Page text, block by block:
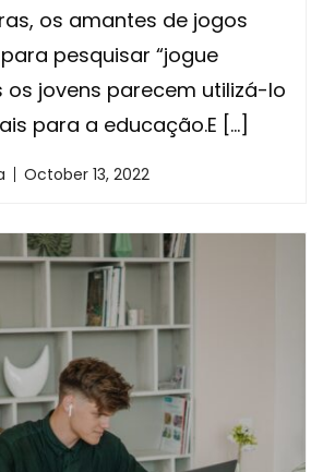
os amantes de jogos
pesquisar “jogue
os jovens parecem utilizá-lo
para a educação.E […]
October 13, 2022